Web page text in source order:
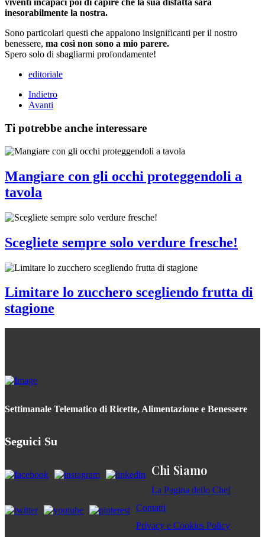
viventi incapaci poi di capire che la sua disfatta sarà
inesorabilmente la nostra.
Sono particolari questi che appaiono insignificanti per il nostro
benessere, ma così non sono a mio parere.
Spero solo di sbagliarmi profondamente!
editoriale
Indietro
Avanti
Ti potrebbe anche interessare
Mangiare con gli occhi proteggendoli a
tavola
Scegliete sempre solo verdure fresche!
Limitare lo zucchero scegliendo frutta di
stagione
Settimanale Telematico di Ricette, Alimentazione e Benessere
Seguici Su
Chi Siamo
La Pagina dello Chef
Contatti
Privacy e Cookies Policy